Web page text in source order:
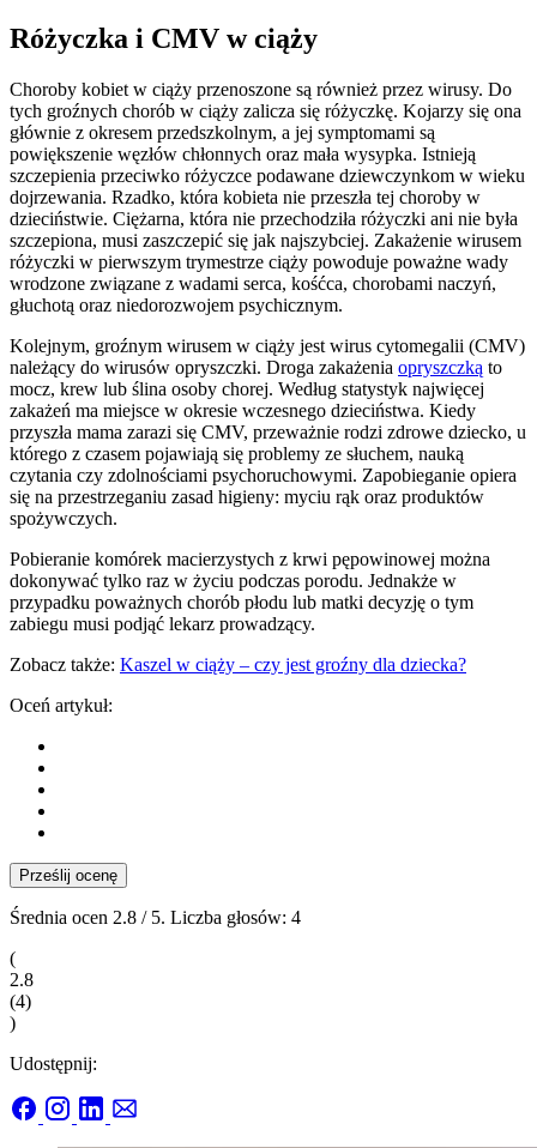
Różyczka i CMV w ciąży
Choroby kobiet w ciąży przenoszone są również przez wirusy. Do
tych groźnych chorób w ciąży zalicza się różyczkę. Kojarzy się ona
głównie z okresem przedszkolnym, a jej symptomami są
powiększenie węzłów chłonnych oraz mała wysypka. Istnieją
szczepienia przeciwko różyczce podawane dziewczynkom w wieku
dojrzewania. Rzadko, która kobieta nie przeszła tej choroby w
dzieciństwie. Ciężarna, która nie przechodziła różyczki ani nie była
szczepiona, musi zaszczepić się jak najszybciej. Zakażenie wirusem
różyczki w pierwszym trymestrze ciąży powoduje poważne wady
wrodzone związane z wadami serca, kośćca, chorobami naczyń,
głuchotą oraz niedorozwojem psychicznym.
Kolejnym, groźnym wirusem w ciąży jest wirus cytomegalii (CMV)
należący do wirusów opryszczki. Droga zakażenia opryszczką to
mocz, krew lub ślina osoby chorej. Według statystyk najwięcej
zakażeń ma miejsce w okresie wczesnego dzieciństwa. Kiedy
przyszła mama zarazi się CMV, przeważnie rodzi zdrowe dziecko, u
którego z czasem pojawiają się problemy ze słuchem, nauką
czytania czy zdolnościami psychoruchowymi. Zapobieganie opiera
się na przestrzeganiu zasad higieny: myciu rąk oraz produktów
spożywczych.
Pobieranie komórek macierzystych z krwi pępowinowej można
dokonywać tylko raz w życiu podczas porodu. Jednakże w
przypadku poważnych chorób płodu lub matki decyzję o tym
zabiegu musi podjąć lekarz prowadzący.
Zobacz także: Kaszel w ciąży – czy jest groźny dla dziecka?
Oceń artykuł:
Prześlij ocenę
Średnia ocen 2.8 / 5. Liczba głosów: 4
(
2.8
(4)
)
Udostępnij: